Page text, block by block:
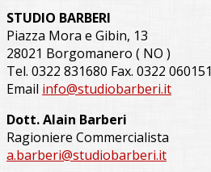
STUDIO BARBERI
Piazza Mora e Gibin, 13
28021 Borgomanero ( NO )
Tel. 0322 831680 Fax. 0322 060151
Email info@studiobarberi.it
Dott. Alain Barberi
Ragioniere Commercialista
a.barberi@studiobarberi.it